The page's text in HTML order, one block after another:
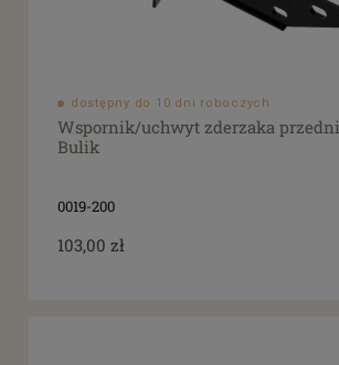
dostępny do 10 dni roboczych
Wspornik/uchwyt zderzaka
Bulik
0019-200
103,00 zł